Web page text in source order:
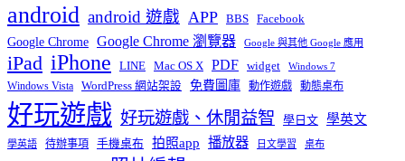
android android 遊戲 APP BBS Facebook
Google Chrome Google Chrome 瀏覽器 Google 與其他 Google 應用
iPad iPhone LINE Mac OS X PDF widget Windows 7
Windows Vista WordPress 網站架設 免費圖庫 動作遊戲 動態桌布
好玩遊戲 好玩遊戲、休閒益智 學日文 學英文
學英語 待辦事項 手機桌布 拍照app 播放器 日文學習 桌布